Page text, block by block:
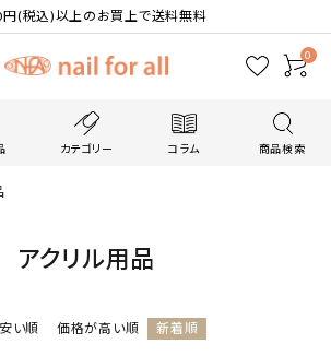
(税込)以上のお買上で送料無料
0
カテゴリー コラム 商品検索
アクリル用品
い順 価格が高い順 新着順